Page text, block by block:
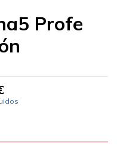
Profe